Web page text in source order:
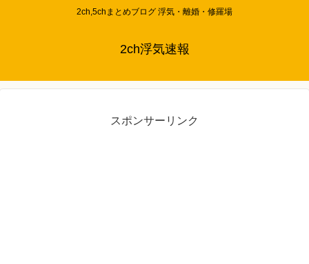
2ch,5chまとめブログ 浮気・離婚・修羅場
2ch浮気速報
スポンサーリンク